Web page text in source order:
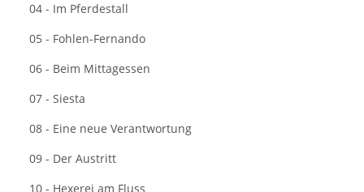
04 - Im Pferdestall
05 - Fohlen-Fernando
06 - Beim Mittagessen
07 - Siesta
08 - Eine neue Verantwortung
09 - Der Austritt
10 - Hexerei am Fluss